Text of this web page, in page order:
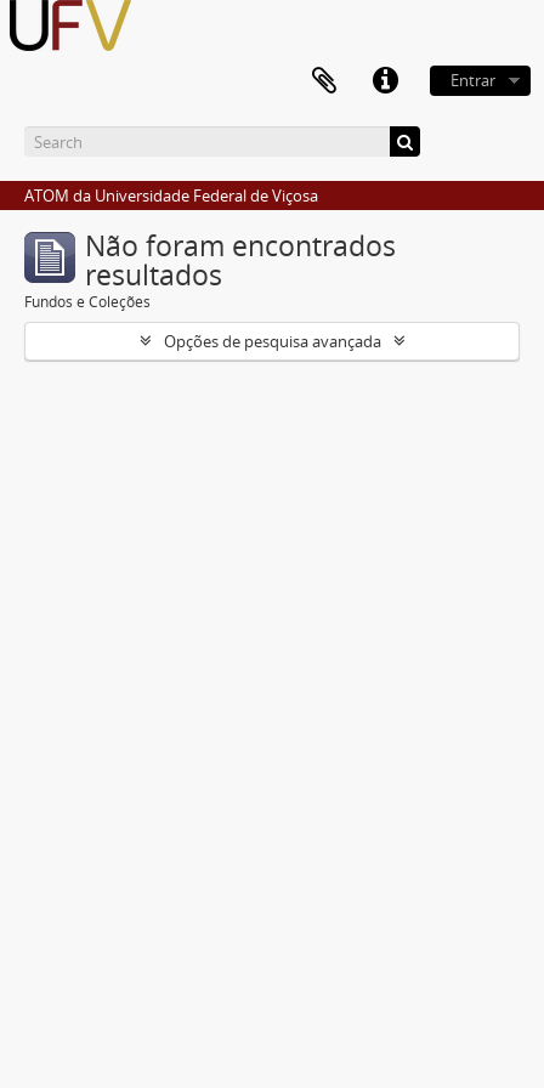
Entrar
ATOM da Universidade Federal de Viçosa
Não foram encontrados
resultados
Fundos e Coleções
Opções de pesquisa avançada